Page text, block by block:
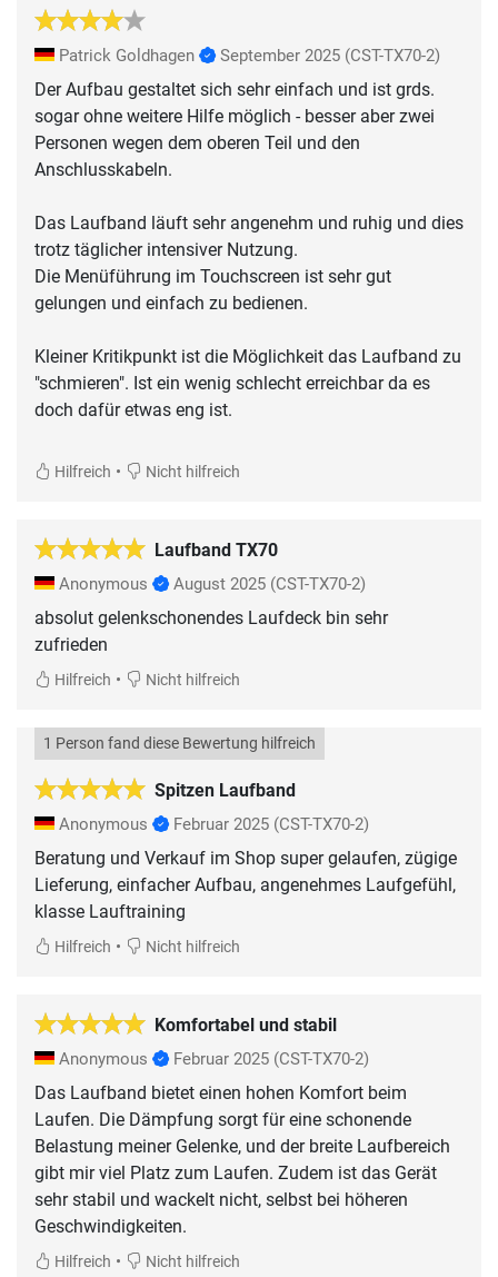
Patrick Goldhagen September 2025 (CST-TX70-2)
Der Aufbau gestaltet sich sehr einfach und ist grds.
sogar ohne weitere Hilfe möglich - besser aber zwei
Personen wegen dem oberen Teil und den
Anschlusskabeln.
Das Laufband läuft sehr angenehm und ruhig und dies
trotz täglicher intensiver Nutzung.
Die Menüführung im Touchscreen ist sehr gut
gelungen und einfach zu bedienen.
Kleiner Kritikpunkt ist die Möglichkeit das Laufband zu
"schmieren". Ist ein wenig schlecht erreichbar da es
doch dafür etwas eng ist.
Hilfreich • Nicht hilfreich
Laufband TX70
Anonymous August 2025 (CST-TX70-2)
absolut gelenkschonendes Laufdeck bin sehr
zufrieden
Hilfreich • Nicht hilfreich
Spitzen Laufband
1 Person fand diese Bewertung hilfreich
Anonymous Februar 2025 (CST-TX70-2)
Beratung und Verkauf im Shop super gelaufen, zügige
Lieferung, einfacher Aufbau, angenehmes Laufgefühl,
klasse Lauftraining
Hilfreich • Nicht hilfreich
Komfortabel und stabil
Anonymous Februar 2025 (CST-TX70-2)
Das Laufband bietet einen hohen Komfort beim
Laufen. Die Dämpfung sorgt für eine schonende
Belastung meiner Gelenke, und der breite Laufbereich
gibt mir viel Platz zum Laufen. Zudem ist das Gerät
sehr stabil und wackelt nicht, selbst bei höheren
Geschwindigkeiten.
Hilfreich • Nicht hilfreich